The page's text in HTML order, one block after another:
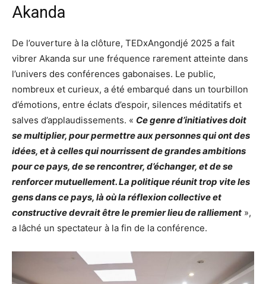
Akanda
De l’ouverture à la clôture, TEDxAngondjé 2025 a fait
vibrer Akanda sur une fréquence rarement atteinte dans
l’univers des conférences gabonaises. Le public,
nombreux et curieux, a été embarqué dans un tourbillon
d’émotions, entre éclats d’espoir, silences méditatifs et
salves d’applaudissements. « Ce genre d’initiatives doit
se multiplier, pour permettre aux personnes qui ont des
idées, et à celles qui nourrissent de grandes ambitions
pour ce pays, de se rencontrer, d’échanger, et de se
renforcer mutuellement. La politique réunit trop vite les
gens dans ce pays, là où la réflexion collective et
constructive devrait être le premier lieu de ralliement »,
a lâché un spectateur à la fin de la conférence.